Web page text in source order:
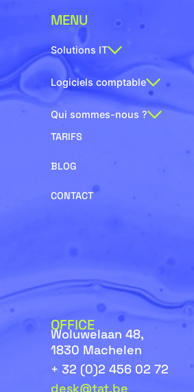
MENU
Solutions IT
Logiciels comptable
Qui sommes-nous ?
TARIFS
BLOG
CONTACT
OFFICE
Woluwelaan 48,
1830 Machelen
+ 32 (0)2 456 02 72
desk@tat.be